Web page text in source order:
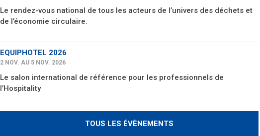
Le rendez-vous national de tous les acteurs de l’univers des déchets et
de l’économie circulaire.
EQUIPHOTEL 2026
2 NOV. AU 5 NOV. 2026
Le salon international de référence pour les professionnels de
l’Hospitality
TOUS LES ÉVÈNEMENTS